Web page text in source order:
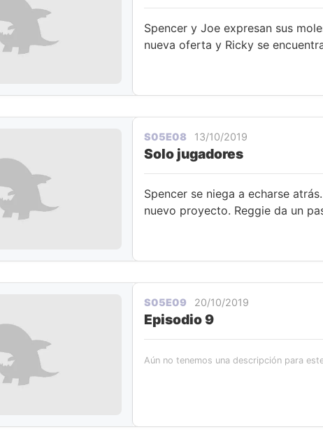
Spencer y Joe expresan sus
nueva oferta y Ricky se
S05E08 13/10/2019
Solo jugadores
Spencer se niega a echarse
nuevo proyecto. Reggie da un
S05E09 20/10/2019
Episodio 9
Aún no tenemos una descripción para